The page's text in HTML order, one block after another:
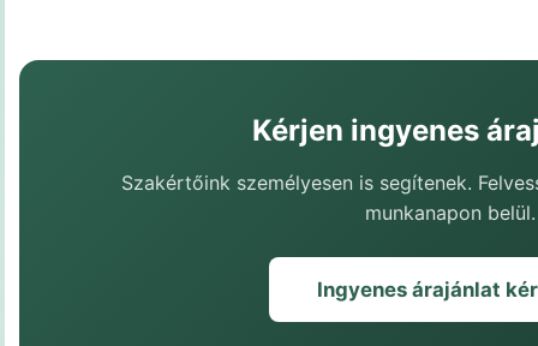
Kérjen ingyenes
Szakértőink személyesen is segítenek.
munkanapon belül.
Ingyenes árajánlat